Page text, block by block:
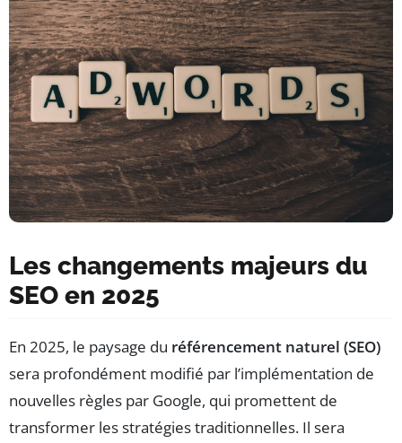
Les changements majeurs du
SEO en 2025
En 2025, le paysage du référencement naturel (SEO)
sera profondément modifié par l’implémentation de
nouvelles règles par Google, qui promettent de
transformer les stratégies traditionnelles. Il sera